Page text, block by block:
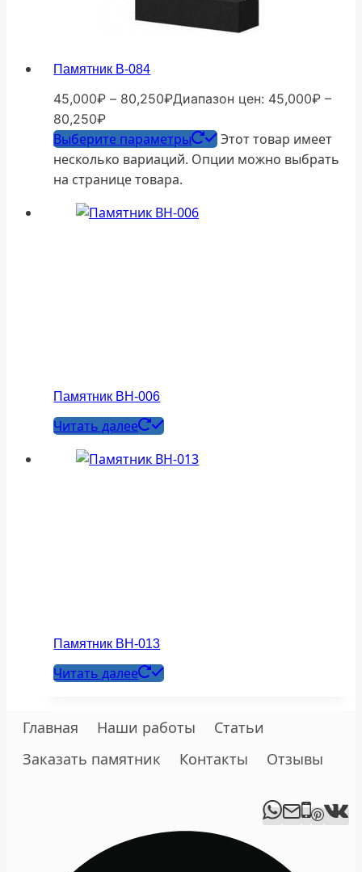
Памятник В-084
45,000₽ – 80,250₽Диапазон цен: 45,000₽ –
80,250₽
Выберите параметры
Этот товар имеет
несколько вариаций. Опции можно выбрать
на странице товара.
Памятник ВН-006
Читать далее
Памятник ВН-013
Читать далее
Главная Наши работы
Статьи
Заказать памятник
Контакты Отзывы